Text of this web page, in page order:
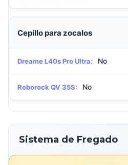
Cepillo para zocalos
Dreame L40s Pro Ultra: No
Roborock QV 35S: No
Sistema de Fregado